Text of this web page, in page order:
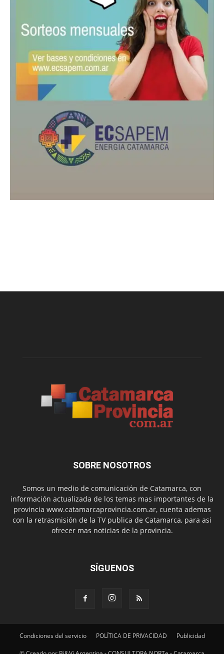
SOBRE NOSOTROS
Somos un medio de comunicación de Catamarca, con
información actualizada de los temas mas importantes de la
provincia www.catamarcaprovincia.com.ar, cuenta ademas
con la retrasmisión de la TV publica de Catamarca, para asi
ofrecer mas noticias de la provincia.
SÍGUENOS
Condiciones del servicio POLÍTICA DE PRIVACIDAD Publicidad